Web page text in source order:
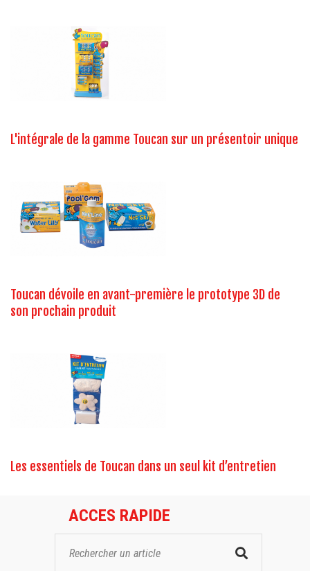
L'intégrale de la gamme Toucan sur un présentoir unique
Toucan dévoile en avant-première le prototype 3D de
son prochain produit
Les essentiels de Toucan dans un seul kit d’entretien
ACCES RAPIDE